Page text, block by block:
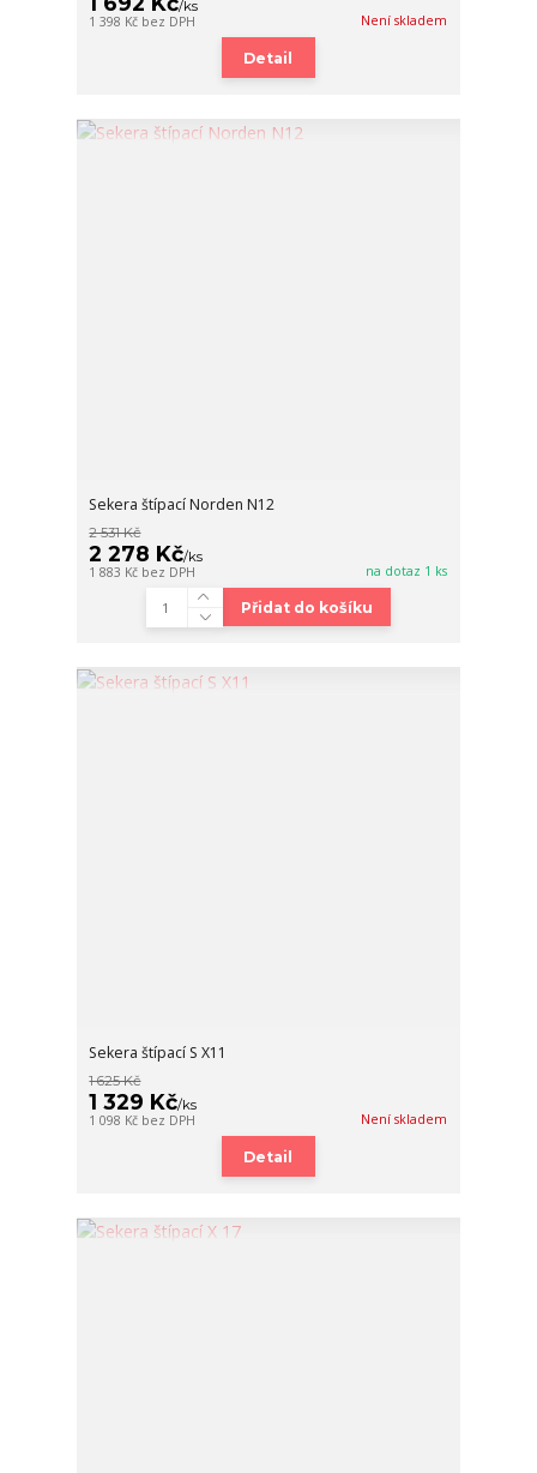
/ks
1 398 Kč bez DPH Není skladem
Detail
Sekera štípací Norden N12
2 531 Kč
2 278 Kč/ks
1 883 Kč bez DPH na dotaz 1 ks
Přidat do košíku
Sekera štípací S X11
1 625 Kč
1 329 Kč/ks
1 098 Kč bez DPH Není skladem
Detail